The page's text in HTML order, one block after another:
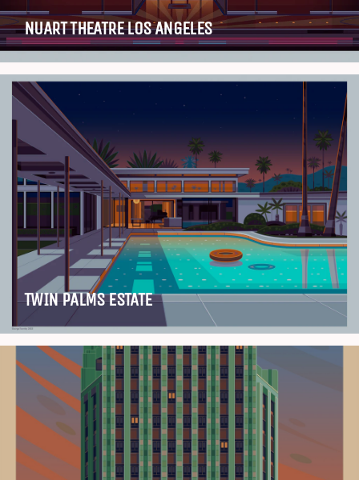
NUART THEATRE LOS ANGELES
TWIN PALMS ESTATE